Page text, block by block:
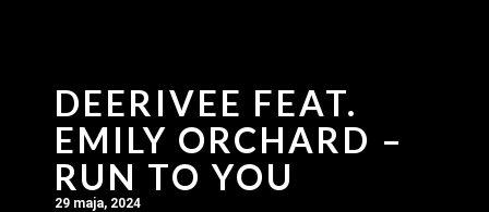
DEERIVEE FEAT.
EMILY ORCHARD –
RUN TO YOU
29 maja, 2024